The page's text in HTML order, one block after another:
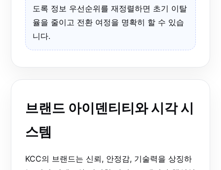
도록 정보 우선순위를 재정렬하면 초기 이탈
율을 줄이고 전환 여정을 명확히 할 수 있습
니다.
브랜드 아이덴티티와 시각 시
스템
KCC의 브랜드는 신뢰, 안정감, 기술력을 상징하